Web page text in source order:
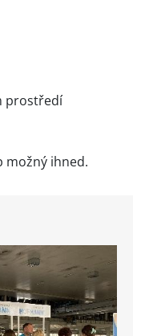
prostředí
možný ihned.